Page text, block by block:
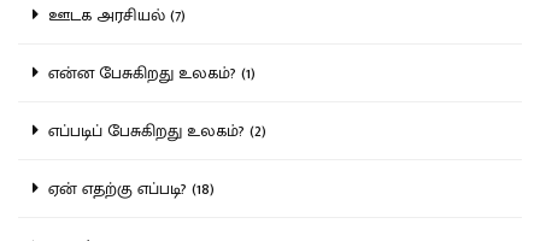
ஊடக அரசியல் (7)
என்ன பேசுகிறது உலகம்? (1)
எப்படிப் பேசுகிறது உலகம்? (2)
ஏன் எதற்கு எப்படி? (18)